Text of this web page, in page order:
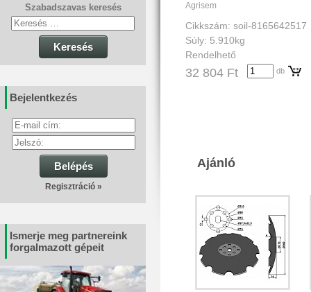
Szabadszavas keresés
Keresés
Bejelentkezés
Belépés
Regisztráció »
Ismerje meg partnereink
forgalmazott gépeit
Agrisem
Cikkszám: soil-8165642517
Súly: 5.910kg
Rendelhető
32 804 Ft db
Ajánló